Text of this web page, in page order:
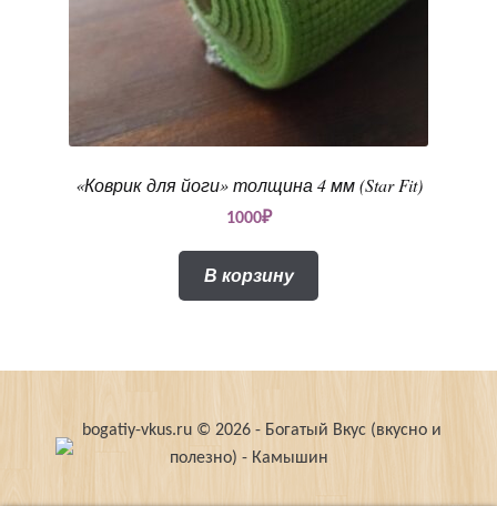
«Коврик для йоги» толщина 4 мм (Star Fit)
1000₽
В корзину
bogatiy-vkus.ru © 2026 - Богатый Вкус (вкусно и
полезно) - Камышин